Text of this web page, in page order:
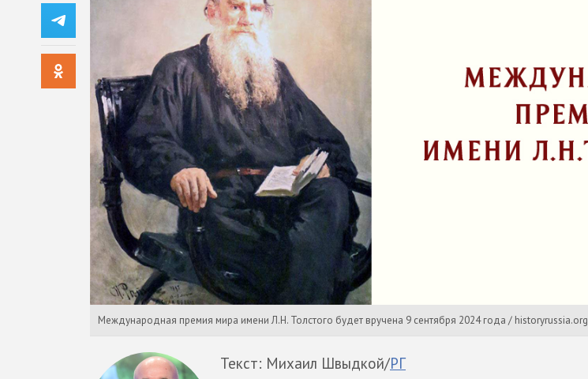
Международная премия мира имени Л.Н. Толстого будет вручена 9 сентября 2024 года / historyrussia.org
Текст: Михаил Швыдкой/РГ